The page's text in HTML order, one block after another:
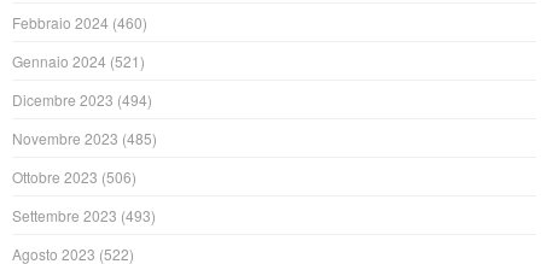
Febbraio 2024 (460)
Gennaio 2024 (521)
Dicembre 2023 (494)
Novembre 2023 (485)
Ottobre 2023 (506)
Settembre 2023 (493)
Agosto 2023 (522)